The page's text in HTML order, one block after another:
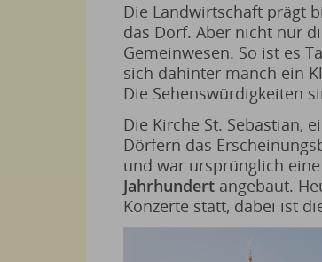
Die Landwirtschaft prägt
das Dorf. Aber nicht nur
Gemeinwesen. So ist es
sich dahinter manch ein
Die Sehenswürdigkeiten
Die Kirche St. Sebastian,
Dörfern das
und war ursprünglich
Jahrhundert angebaut.
Konzerte statt, dabei ist